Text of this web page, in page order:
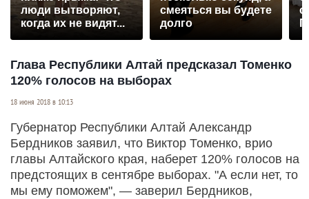
люди вытворяют,
когда их не видят...
смеяться вы будете
долго
Глава Республики Алтай предсказал Томенко
120% голосов на выборах
18 июня 2018 в 10:13
Губернатор Республики Алтай Александр
Бердников заявил, что Виктор Томенко, врио
главы Алтайского края, наберет 120% голосов на
предстоящих в сентябре выборах. "А если нет, то
мы ему поможем", — заверил Бердников,